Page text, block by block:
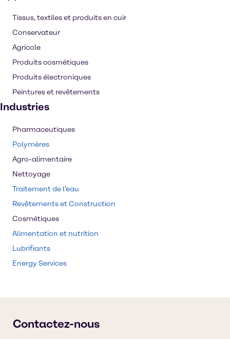
Tissus, textiles et produits en cuir
Conservateur
Agricole
Produits cosmétiques
Produits électroniques
Peintures et revêtements
Industries
Pharmaceutiques
Polymères
Agro-alimentaire
Nettoyage
Traitement de l'eau
Revêtements et Construction
Cosmétiques
Alimentation et nutrition
Lubrifiants
Energy Services